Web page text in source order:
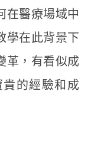
在醫療場域中
學在此背景下
革，有看似成
的經驗和成